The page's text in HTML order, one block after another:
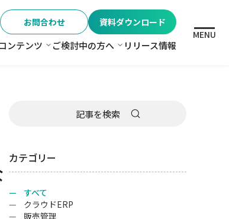
お問合わせ 資料ダウンロード
コンテンツ コンテンツ
ご検討中の方へ ご検討中の方へ
リリース情報
MENU
カテゴリー
すべて
クラウドERP
販売管理